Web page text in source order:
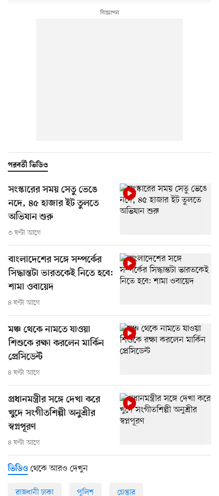
পরবর্তী ভিডিও
সংস্কারের সময় সেতু ভেঙে
নদে, ৪৫ হাজার ইট তুলতে
অভিযান শুরু
৩ ঘণ্টা আগে
বাংলাদেশের সঙ্গে সম্পর্কের
সিদ্ধান্তটা ভারতকেই নিতে হবে:
শামা ওবায়েদ
৪ ঘণ্টা আগে
মঞ্চ থেকে নামতে যাওয়া
শিশুকে রক্ষা করলেন মার্কিন
প্রেসিডেন্ট
৪ ঘণ্টা আগে
প্রধানমন্ত্রীর সঙ্গে দেখা করে
খুদে সংগীতশিল্পী অনুশ্রীর
স্বপ্নপূরণ
৪ ঘণ্টা আগে
ভিডিও থেকে আরও দেখুন
রাজধানী ঢাকা পুলিশ গ্রেপ্তার